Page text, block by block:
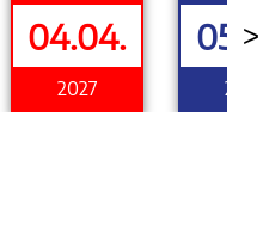
04.04.
2027 2027
>